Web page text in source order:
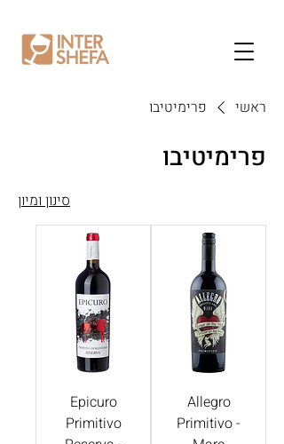
ראשי פרימיטיבו
פרימיטיבו
סינון ומיון
Allegro
Primitivo -
Epicuro
Primitivo